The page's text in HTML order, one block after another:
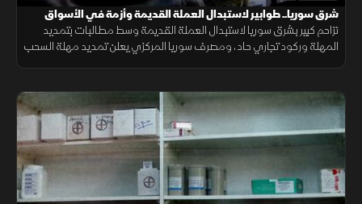
شرق سوريا.. طوابير لاستبدال العملة القديمة وأزمة في الأسواق
تزاحم كبير بشرق سوريا لاستبدال العملة القديمة وسط مطالبات بتمديد
المهلة وركود تجاري حاد، ومصرف سوريا المركزي يعلن تمديد مهلة السحب